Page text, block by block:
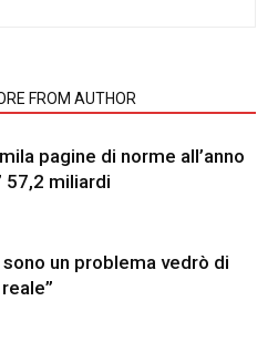
FROM AUTHOR
pagine di norme all’anno
57,2 miliardi
sono un problema vedrò di